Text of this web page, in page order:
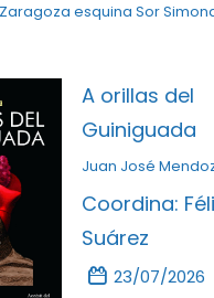
esquina Sor
A orillas del
Guiniguada
Juan José
Coordina:
Suárez
23/07/2026